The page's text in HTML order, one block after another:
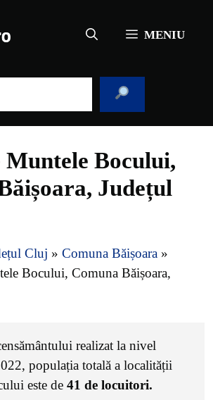
MENIU
Muntele Bocului,
Județul
Cluj » Comuna Băișoara »
Bocului, Comuna Băișoara,
realizat la nivel
populația totală a localității
este de 41 de locuitori.